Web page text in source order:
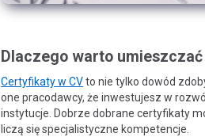
Dlaczego warto
Certyfikaty w CVto nie tylko dowód
one pracodawcy, że inwestujesz w
instytucje. Dobrze dobrane certyfikaty
liczą się specjalistyczne kompetencje.